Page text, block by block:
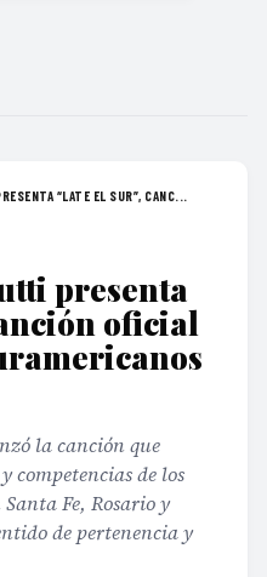
“LATE EL SUR”, CANC...
presenta
oficial
la canción que
competencias de los
Fe, Rosario y
de pertenencia y